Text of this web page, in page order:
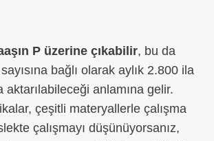
P üzerine çıkabilir, bu da
bağlı olarak aylık 2.800 ila
anlamına gelir.
çeşitli materyallerle çalışma
çalışmayı düşünüyorsanız,